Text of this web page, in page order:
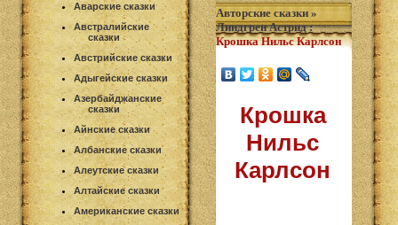
Аварские сказки
Австралийские
сказки
Австрийские сказки
Адыгейские сказки
Азербайджанские
сказки
Айнские сказки
Албанские сказки
Алеутские сказки
Алтайские сказки
Американские сказки
Авторские сказки »
Линдгрен Астрид:
Крошка Нильс Карлсон
Крошка
Нильс
Карлсон